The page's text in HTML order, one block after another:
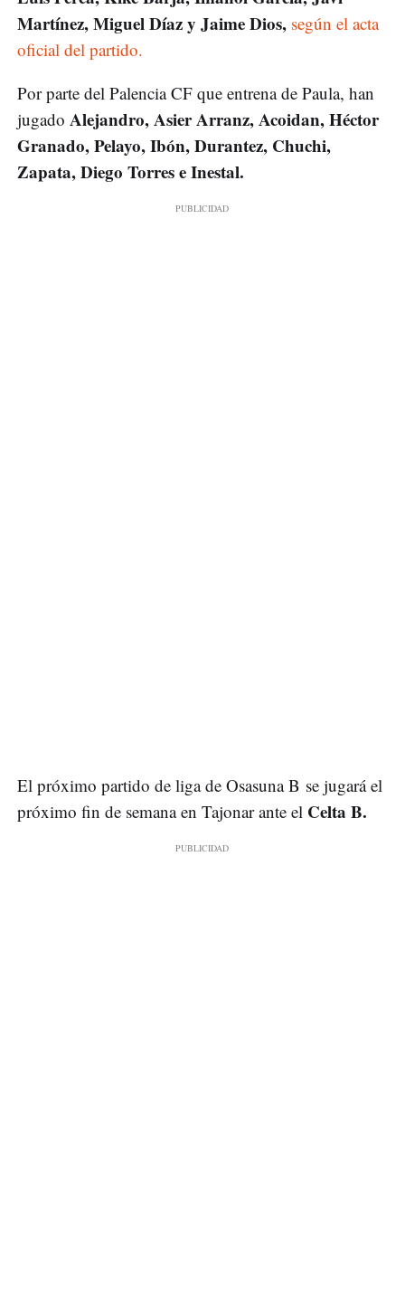
Martínez, Miguel Díaz y Jaime Dios, según el acta
oficial del partido.
Por parte del Palencia CF que entrena de Paula, han
jugado Alejandro, Asier Arranz, Acoidan, Héctor
Granado, Pelayo, Ibón, Durantez, Chuchi,
Zapata, Diego Torres e Inestal.
El próximo partido de liga de Osasuna B se jugará el
próximo fin de semana en Tajonar ante el Celta B.